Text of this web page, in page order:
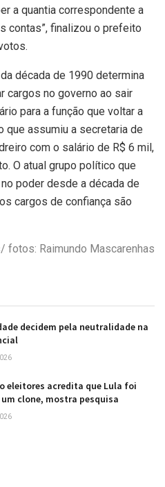
a quantia correspondente a
contas”, finalizou o prefeito
década de 1990 determina
cargos no governo ao sair
para a função que voltar a
que assumiu a secretaria de
com o salário de R$ 6 mil,
O atual grupo político que
poder desde a década de
cargos de confiança são
fotos: Raimundo Mascarenhas
decidem pela neutralidade na
eleitores acredita que Lula foi
clone, mostra pesquisa